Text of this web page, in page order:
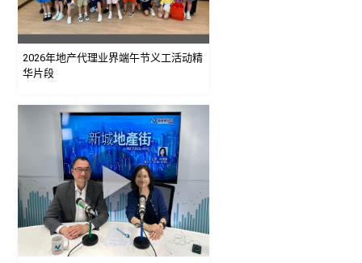
2026年地产代理业界端午节义工活动精
华片段